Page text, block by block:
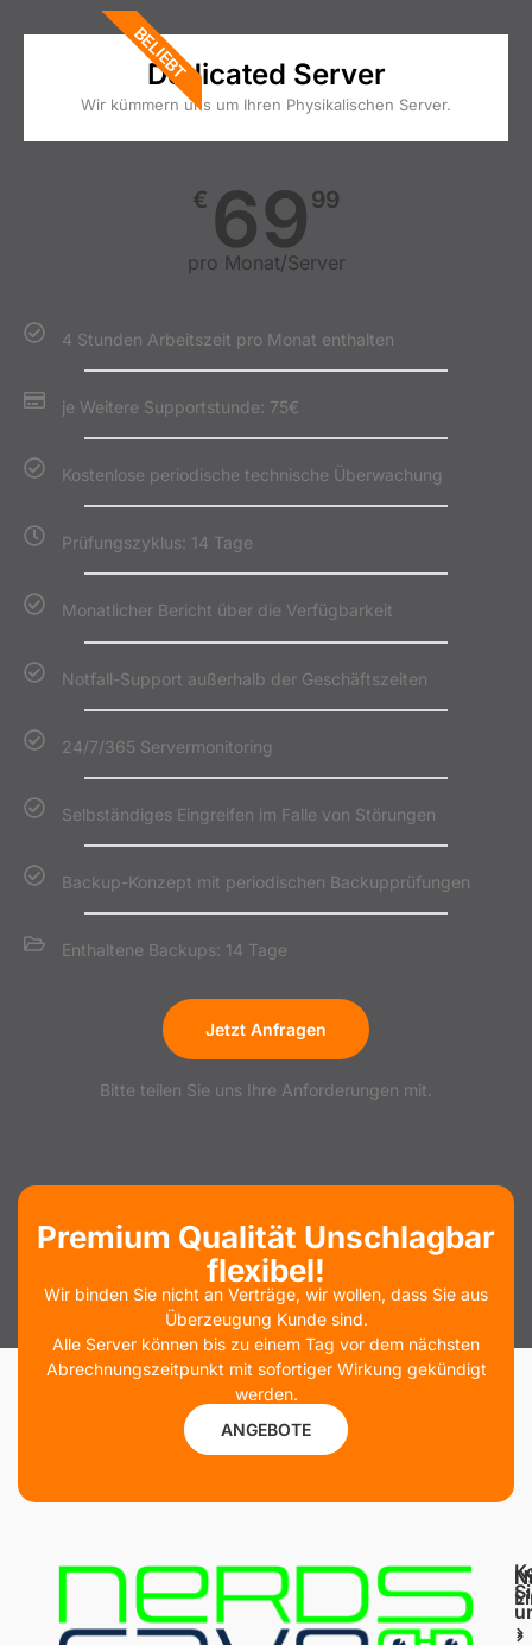
BELIEBT
Dedicated Server
Wir kümmern uns um Ihren Physikalischen Server.
€ 69 99
pro Monat/Server
4 Stunden Arbeitszeit pro Monat enthalten
je Weitere Supportstunde: 75€
Kostenlose periodische technische Überwachung
Prüfungszyklus: 14 Tage
Monatlicher Bericht über die Verfügbarkeit
Notfall-Support außerhalb der Geschäftszeiten
24/7/365 Servermonitoring
Selbständiges Eingreifen im Falle von Störungen
Backup-Konzept mit periodischen Backupprüfungen
Enthaltene Backups: 14 Tage
Jetzt Anfragen
Bitte teilen Sie uns Ihre Anforderungen mit.
Premium Qualität Unschlagbar
flexibel!
Wir binden Sie nicht an Verträge, wir wollen, dass Sie aus
Überzeugung Kunde sind.
Alle Server können bis zu einem Tag vor dem nächsten
Abrechnungszeitpunkt mit sofortiger Wirkung gekündigt
werden.
ANGEBOTE